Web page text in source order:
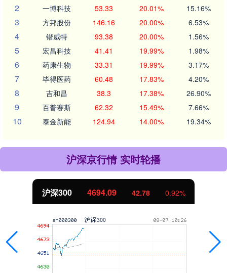
2 一博科技 53.33 20.01% 15.16%
3 方邦股份 146.16 20.00% 6.53%
4 锴威特 93.38 20.00% 1.56%
5 宏昌科技 41.41 19.99% 1.98%
6 药康生物 33.31 19.99% 3.17%
7 毕得医药 60.48 17.83% 4.20%
8 吉和昌 38.3 17.38% 26.90%
9 百普赛斯 62.32 15.49% 7.66%
10 泰金新能 124.94 14.00% 19.34%
沪深京行情 实时轮播
沪深300 4694.09 42.78 0.92%